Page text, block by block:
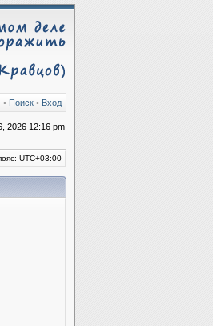
• Поиск • Вход
2026 12:16 pm
UTC+03:00